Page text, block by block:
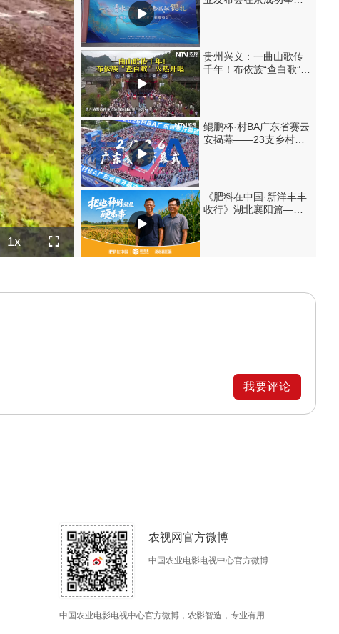
Playback
Rate
1x Fullscreen
贵州兴义：一曲山歌传
千年！布依族“查白歌”火
鲲鹏杯·村BA广东省赛云
安揭幕——23支乡村球
《肥料在中国·新洋丰丰
收行》湖北襄阳篇——
我要评论
农视网官方微博
中国农业电影电视中心官方微博
中国农业电影电视中心官方微博，农影智造，专业有用